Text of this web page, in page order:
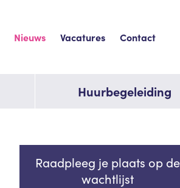
Nieuws Vacatures Contact
Huurbegeleiding
Raadpleeg je plaats op de
wachtlijst